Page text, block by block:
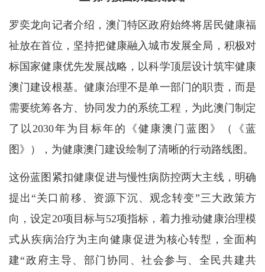
罗奕龙向记者介绍，澳门特区政府始终将居民健康福
祉放在首位，坚持把健康融入城市发展全局，积极对
标国家健康优先发展战略，以科学顶层设计筑牢健康
澳门建设根基。健康治理不是单一部门的职责，而是
需要统筹各方、协同发力的系统工程，为此澳门制定
了以2030年为目标年的《健康澳门蓝图》（《蓝
图》），为健康澳门建设绘制了清晰的行动路线图。
这份蓝图紧扣健康促进与慢性病防控两大主线，明确
提出“关口前移、资源下沉、观念转变”三大政策方
向，设定20项目标与52项指标，着力推动健康治理模
式从疾病治疗为主向健康促进为核心转型，全面构
建“政府主导、部门协同、社会参与、全民共建共